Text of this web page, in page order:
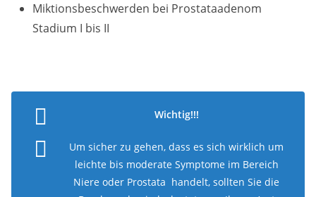
Miktionsbeschwerden bei Prostataadenom
Stadium I bis II
Wichtig!!!
Um sicher zu gehen, dass es sich wirklich um
leichte bis moderate Symptome im Bereich
Niere oder Prostata handelt, sollten Sie die